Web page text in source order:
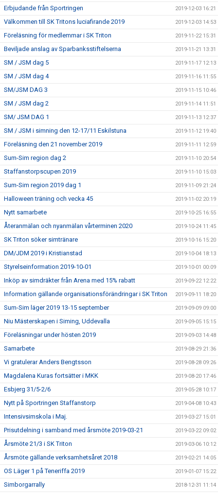
Erbjudande från Sportringen 2019-12-03 16:21
Välkommen till SK Tritons luciafirande 2019 2019-12-03 14:53
Föreläsning för medlemmar i SK Triton 2019-11-22 15:31
Beviljade anslag av Sparbanksstiftelserna 2019-11-21 13:31
SM / JSM dag 5 2019-11-17 12:13
SM / JSM dag 4 2019-11-16 11:55
SM/JSM DAG 3 2019-11-15 10:46
SM / JSM dag 2 2019-11-14 11:51
SM/ JSM DAG 1 2019-11-13 12:37
SM / JSM i simning den 12-17/11 Eskilstuna 2019-11-12 19:40
Föreläsning den 21 november 2019 2019-11-11 12:59
Sum-Sim region dag 2 2019-11-10 20:54
Staffanstorpscupen 2019 2019-11-10 15:03
Sum-Sim region 2019 dag 1 2019-11-09 21:24
Halloween träning och vecka 45 2019-11-02 20:19
Nytt samarbete 2019-10-25 16:55
Återanmälan och nyanmälan vårterminen 2020 2019-10-24 11:45
SK Triton söker simtränare 2019-10-16 15:20
DM/JDM 2019 i Kristianstad 2019-10-04 18:13
Styrelseinformation 2019-10-01 2019-10-01 00:09
Inköp av simdräkter från Arena med 15% rabatt 2019-09-22 12:22
Information gällande organisationsförändringar i SK Triton 2019-09-11 18:20
Sum-Sim läger 2019 13-15 september 2019-09-09 09:00
Niu Mästerskapen i Siming, Uddevalla 2019-09-05 15:15
Föreläsningar under hösten 2019 2019-09-03 14:48
Samarbete 2019-08-29 21:36
Vi gratulerar Anders Bengtsson 2019-08-28 09:26
Magdalena Kuras fortsätter i MKK 2019-08-20 17:46
Esbjerg 31/5-2/6 2019-05-28 10:17
Nytt på Sportringen Staffanstorp 2019-04-08 10:43
Intensivsimskola i Maj. 2019-03-27 15:01
Prisutdelning i samband med årsmöte 2019-03-21 2019-03-22 09:02
Årsmöte 21/3 i SK Triton 2019-03-06 10:12
Årsmöte gällande verksamhetsåret 2018 2019-02-21 14:05
OS Läger 1 på Teneriffa 2019 2019-01-07 15:22
Simborgarrally 2018-12-31 11:14